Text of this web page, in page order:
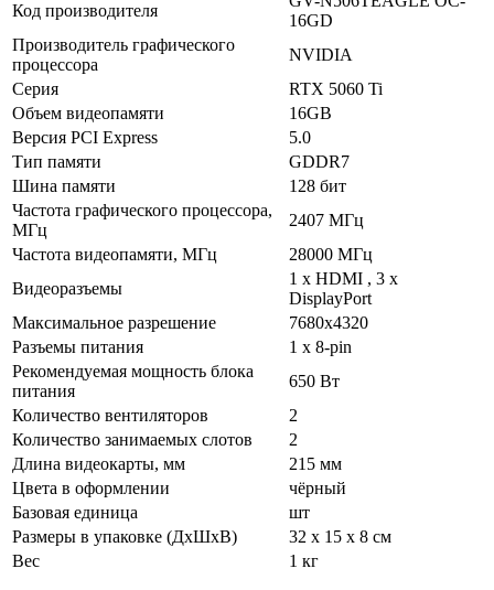
Код производителя
16GD
Производитель графического
процессора
NVIDIA
Серия
RTX 5060 Ti
Объем видеопамяти
16GB
Версия PCI Express
5.0
Тип памяти
GDDR7
Шина памяти
128 бит
Частота графического процессора,
МГц
2407 МГц
Частота видеопамяти, МГц
28000 МГц
Видеоразъемы
1 х HDMI , 3 х
DisplayPort
Максимальное разрешение
7680х4320
Разъемы питания
1 x 8-pin
Рекомендуемая мощность блока
питания
650 Вт
Количество вентиляторов
2
Количество занимаемых слотов
2
Длина видеокарты, мм
215 мм
Цвета в оформлении
чёрный
Базовая единица
шт
Размеры в упаковке (ДхШхВ)
32 x 15 x 8 см
Вес
1 кг